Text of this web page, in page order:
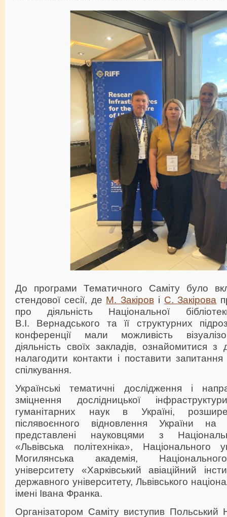
До програми Тематичного Саміту було
стендової сесії, де М. Закіров і С. Закірова
про діяльність Національної
В.І. Вернадського та її структурних
конференції мали можливість
діяльність своїх закладів, ознайомитися з
налагодити контакти і поставити
спілкування.
Українські тематичні дослідження і
зміцнення дослідницької
гуманітарних наук в Україні,
післявоєнного відновлення України
представлені науковцями з
«Львівська політехніка», Національного
Могилянська академія,
університету «Харківський авіаційний
державного університету, Львівського
імені Івана Франка.
Організатором Саміту виступив Польський